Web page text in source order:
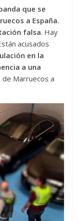
que se
a España.
falsa. Hay
acusados
en la
a una
Marruecos a